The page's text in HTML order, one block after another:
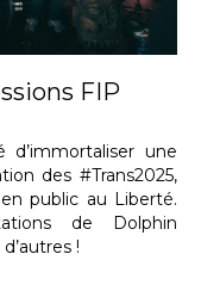
FIP
d’immortaliser une
des #Trans2025,
public au Liberté.
de Dolphin
!